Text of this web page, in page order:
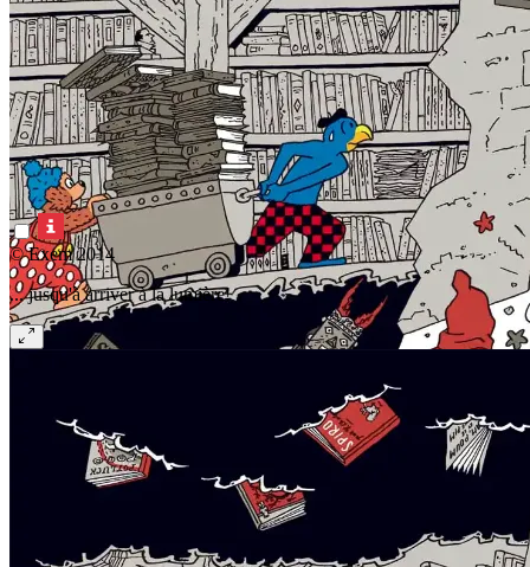
© Exem 2014
... jusqu'à arriver à la lumière!